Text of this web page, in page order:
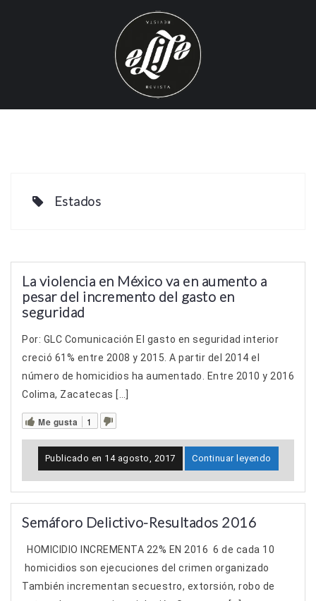
Estados
La violencia en México va en aumento a
pesar del incremento del gasto en
seguridad
Por: GLC Comunicación El gasto en seguridad interior
creció 61% entre 2008 y 2015. A partir del 2014 el
número de homicidios ha aumentado. Entre 2010 y 2016
Colima, Zacatecas […]
Me gusta 1
Publicado en 14 agosto, 2017 Continuar leyendo
Semáforo Delictivo-Resultados 2016
HOMICIDIO INCREMENTA 22% EN 2016 6 de cada 10
homicidios son ejecuciones del crimen organizado
También incrementan secuestro, extorsión, robo de